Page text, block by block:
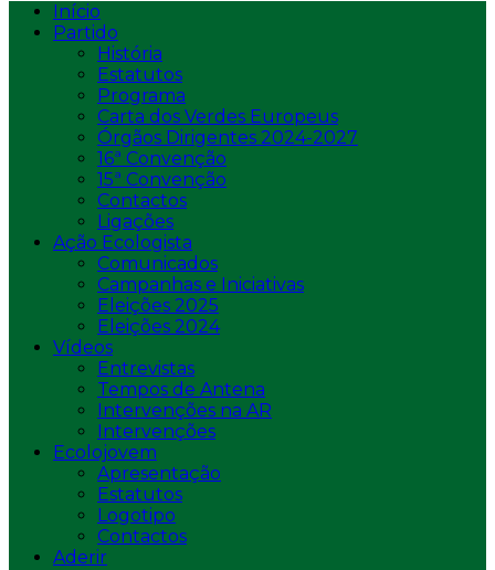
Início
Partido
História
Estatutos
Programa
Carta dos Verdes Europeus
Órgãos Dirigentes 2024-2027
16ª Convenção
15ª Convenção
Contactos
Ligações
Ação Ecologista
Comunicados
Campanhas e Iniciativas
Eleições 2025
Eleições 2024
Vídeos
Entrevistas
Tempos de Antena
Intervenções na AR
Intervenções
Ecolojovem
Apresentação
Estatutos
Logotipo
Contactos
Aderir